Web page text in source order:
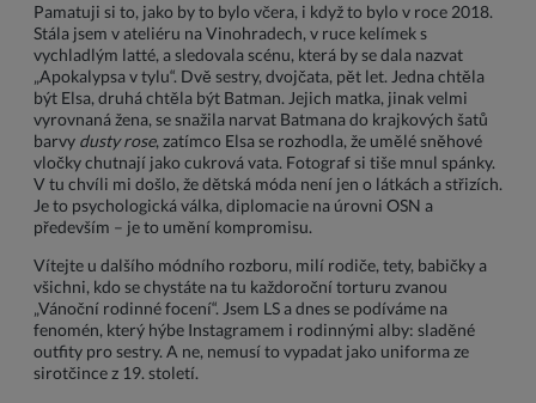
Pamatuji si to, jako by to bylo včera, i když to bylo v roce 2018.
Stála jsem v ateliéru na Vinohradech, v ruce kelímek s
vychladlým latté, a sledovala scénu, která by se dala nazvat
„Apokalypsa v tylu“. Dvě sestry, dvojčata, pět let. Jedna chtěla
být Elsa, druhá chtěla být Batman. Jejich matka, jinak velmi
vyrovnaná žena, se snažila narvat Batmana do krajkových šatů
barvy dusty rose, zatímco Elsa se rozhodla, že umělé sněhové
vločky chutnají jako cukrová vata. Fotograf si tiše mnul spánky.
V tu chvíli mi došlo, že dětská móda není jen o látkách a střizích.
Je to psychologická válka, diplomacie na úrovni OSN a
především – je to umění kompromisu.
Vítejte u dalšího módního rozboru, milí rodiče, tety, babičky a
všichni, kdo se chystáte na tu každoroční torturu zvanou
„Vánoční rodinné focení“. Jsem LS a dnes se podíváme na
fenomén, který hýbe Instagramem i rodinnými alby: sladěné
outfity pro sestry. A ne, nemusí to vypadat jako uniforma ze
sirotčince z 19. století.